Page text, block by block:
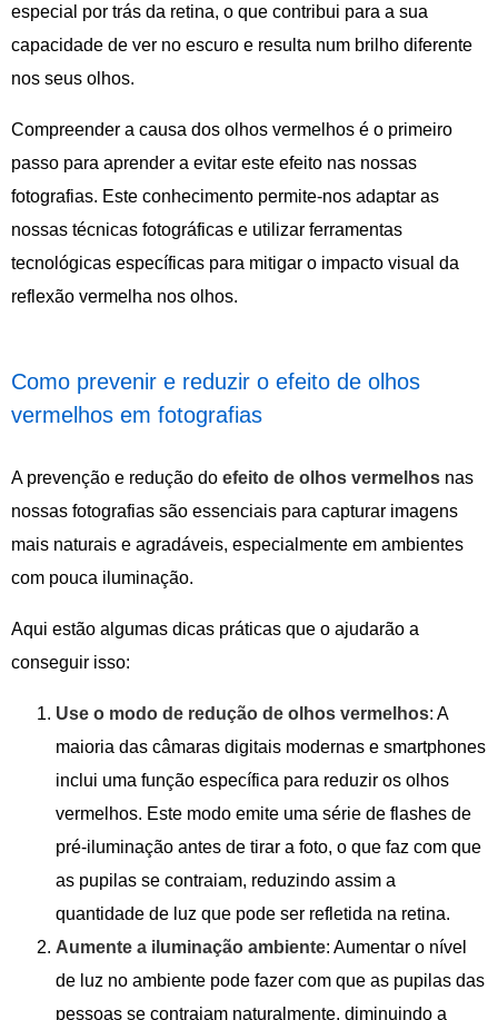
especial por trás da retina, o que contribui para a sua
capacidade de ver no escuro e resulta num brilho diferente
nos seus olhos.
Compreender a causa dos olhos vermelhos é o primeiro
passo para aprender a evitar este efeito nas nossas
fotografias. Este conhecimento permite-nos adaptar as
nossas técnicas fotográficas e utilizar ferramentas
tecnológicas específicas para mitigar o impacto visual da
reflexão vermelha nos olhos.
Como prevenir e reduzir o efeito de olhos
vermelhos em fotografias
A prevenção e redução do efeito de olhos vermelhos nas
nossas fotografias são essenciais para capturar imagens
mais naturais e agradáveis, especialmente em ambientes
com pouca iluminação.
Aqui estão algumas dicas práticas que o ajudarão a
conseguir isso:
Use o modo de redução de olhos vermelhos: A
maioria das câmaras digitais modernas e smartphones
inclui uma função específica para reduzir os olhos
vermelhos. Este modo emite uma série de flashes de
pré-iluminação antes de tirar a foto, o que faz com que
as pupilas se contraiam, reduzindo assim a
quantidade de luz que pode ser refletida na retina.
Aumente a iluminação ambiente: Aumentar o nível
de luz no ambiente pode fazer com que as pupilas das
pessoas se contraiam naturalmente, diminuindo a